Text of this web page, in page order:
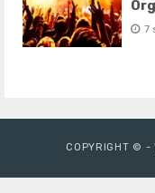
7
COPYRIGHT © -